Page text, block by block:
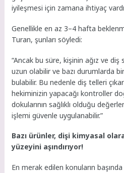
iyileşmesi için zamana ihtiyaç
Genellikle en az 3–4 hafta
Turan, şunları söyledi:
“Ancak bu süre, kişinin ağız ve diş
uzun olabilir ve bazı durumlarda
bulabilir. Bu nedenle diş telleri
hekiminizin yapacağı kontroller
dokularının sağlıklı olduğu
işlemi güvenle uygulanabilir.”
Bazı ürünler, dişi kimyasal
yüzeyini aşındırıyor!
En merak edilen konuların